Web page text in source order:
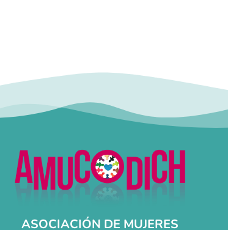
ASOCIACIÓN DE MUJERES